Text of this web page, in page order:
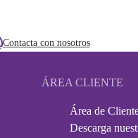
Contacta con nosotros
ÁREA CLIENTE
Área de
Descarga